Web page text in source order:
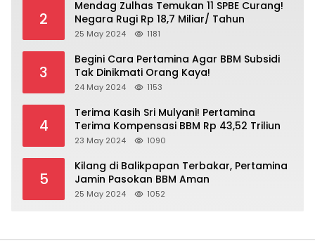
2
Mendag Zulhas Temukan 11 SPBE Curang!
Negara Rugi Rp 18,7 Miliar/ Tahun
25 May 2024 1181
3
Begini Cara Pertamina Agar BBM Subsidi
Tak Dinikmati Orang Kaya!
24 May 2024 1153
4
Terima Kasih Sri Mulyani! Pertamina
Terima Kompensasi BBM Rp 43,52 Triliun
23 May 2024 1090
5
Kilang di Balikpapan Terbakar, Pertamina
Jamin Pasokan BBM Aman
25 May 2024 1052